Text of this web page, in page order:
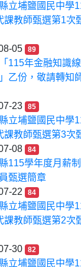
立埔鹽國民中學
課教師甄選第1次
05
89
115年金融知識
乙份，敬請轉知
23
85
立埔鹽國民中學
課教師甄選第3次
08
84
115學年度月薪
甄選簡章
22
84
立埔鹽國民中學
課教師甄選第2次
30
82
立埔鹽國民中學